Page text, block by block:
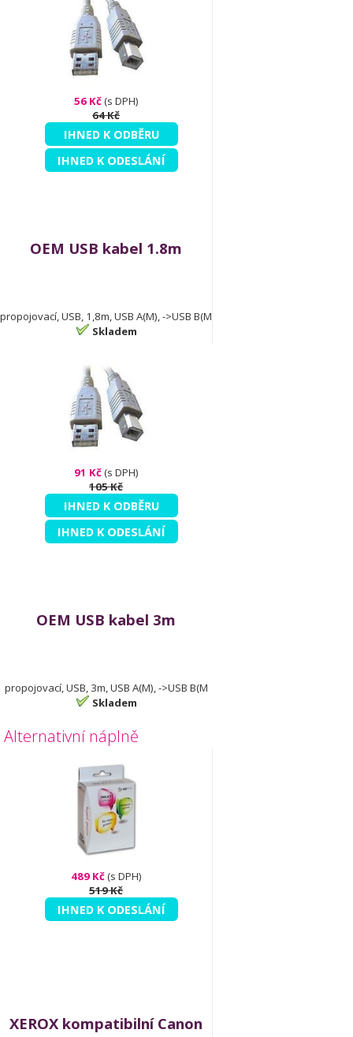
56 Kč(s DPH)
64 Kč
IHNED K ODBĚRU
IHNED K ODESLÁNÍ
OEM USB kabel 1.8m
propojovací, USB, 1,8m, USB A(M), ->USB B(M
Skladem
91 Kč(s DPH)
105 Kč
IHNED K ODBĚRU
IHNED K ODESLÁNÍ
OEM USB kabel 3m
propojovací, USB, 3m, USB A(M), ->USB B(M
Skladem
Alternativní náplně
489 Kč(s DPH)
519 Kč
IHNED K ODESLÁNÍ
XEROX kompatibilní Canon